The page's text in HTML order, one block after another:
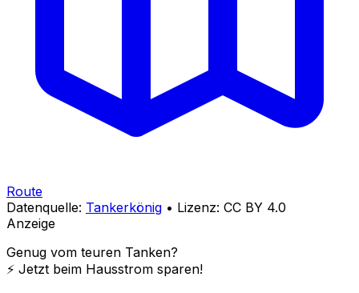
Route
Datenquelle: Tankerkönig • Lizenz: CC BY 4.0
Anzeige
Genug vom teuren Tanken?
⚡️ Jetzt beim Hausstrom sparen!